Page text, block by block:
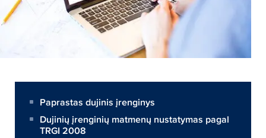
Paprastas dujinis įrenginys
Dujinių įrenginių matmenų nustatymas pagal
TRGI 2008